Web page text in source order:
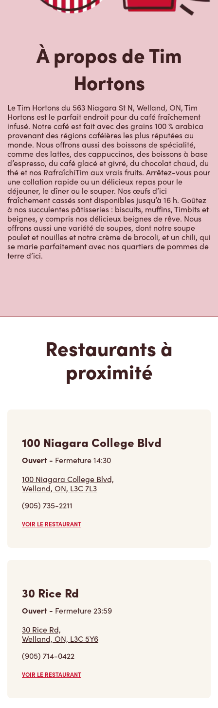
À propos de Tim
Hortons
Le Tim Hortons du 563 Niagara St N, Welland, ON, Tim
Hortons est le parfait endroit pour du café fraîchement
infusé. Notre café est fait avec des grains 100 % arabica
provenant des régions caféières les plus réputées au
monde. Nous offrons aussi des boissons de spécialité,
comme des lattes, des cappuccinos, des boissons à base
d’espresso, du café glacé et givré, du chocolat chaud, du
thé et nos RafraîchiTim aux vrais fruits. Arrêtez-vous pour
une collation rapide ou un délicieux repas pour le
déjeuner, le dîner ou le souper. Nos œufs d’ici
fraîchement cassés sont disponibles jusqu’à 16 h. Goûtez
à nos succulentes pâtisseries : biscuits, muffins, Timbits et
beignes, y compris nos délicieux beignes de rêve. Nous
offrons aussi une variété de soupes, dont notre soupe
poulet et nouilles et notre crème de brocoli, et un chili, qui
se marie parfaitement avec nos quartiers de pommes de
terre d’ici.
Restaurants à
proximité
100 Niagara College Blvd
Ouvert - Fermeture14:30
100 Niagara College Blvd,
Welland, ON, L3C 7L3
(905) 735-2211
VOIR LE RESTAURANT
30 Rice Rd
Ouvert - Fermeture23:59
30 Rice Rd,
Welland, ON, L3C 5Y6
(905) 714-0422
VOIR LE RESTAURANT